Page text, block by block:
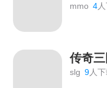
mmo 4人
传奇三
slg 9人